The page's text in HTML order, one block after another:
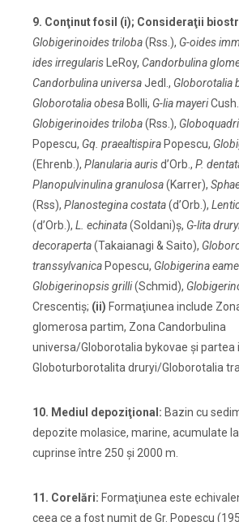
9. Conţinut fosil (i); Consideraţii
Globigerinoides triloba(Rss.), G-oides
idesirregularis LeRoy, Candorbulina
Candorbulina universaJedl., Globorotalia
Globorotalia obesa Bolli, G-lia mayeriCush.
Globigerinoides triloba(Rss.),
Popescu, Gq. praealtispira Popescu,
(Ehrenb.), Planularia aurisd’Orb., P.
Planopulvinulina granulosa(Karrer),
(Rss), Planostegina costata(d’Orb.),
(d’Orb.), L. echinata(Soldani)ş, G-lita
decoraperta(Takaianagi & Saito),
transsylvanica Popescu, Globigerina
Globigerinopsis grilli(Schmid),
Crescentiş; (ii) Formaţiunea include
glomerosa partim, Zona Candorbulina
universa/Globorotalia bykovae şi partea
Globoturborotalita druryi/Globorotalia
10. Mediul depoziţional: Bazin cu
depozite molasice, marine, acumulate
cuprinse între 250 şi 2000 m.
11. Corelări: Formaţiunea este
ceea ce a fost numit de Gr. Popescu